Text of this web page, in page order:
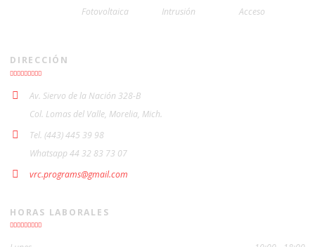
Fotovoltaica
Intrusión
Acceso
DIRECCIÓN
Av. Siervo de la Nación 328-B
Col. Lomas del Valle, Morelia, Mich.
Tel. (443) 445 39 98
Whatsapp 44 32 83 73 07
vrc.programs@gmail.com
HORAS LABORALES